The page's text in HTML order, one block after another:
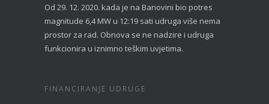
Od 29. 12. 2020. kada je na Banovini bio potres
magnitude 6,4 MW u 12:19 sati udruga više nema
prostor za rad. Obnova se ne nadzire i udruga
funkcionira u iznimno teškim uvjetima.
FINANCIRANJE UDRUGE